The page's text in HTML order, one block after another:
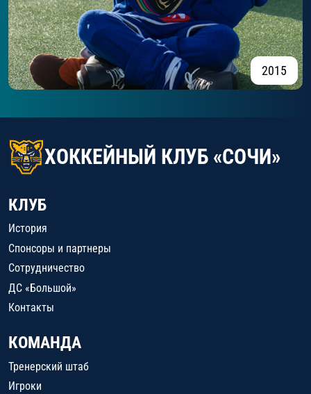
2015
КЛУБ
История
Спонсоры и партнеры
Сотрудничество
ДС «Большой»
Контакты
КОМАНДА
Тренерский штаб
Игроки
ХОККЕЙНЫЙ КЛУБ «СОЧИ»